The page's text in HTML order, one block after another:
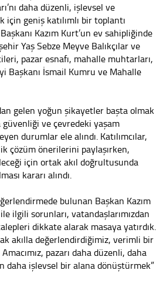
daha düzenli, işlevsel ve
geniş katılımlı bir toplantı
Kazım Kurt’un ev sahipliğinde
Yaş Sebze Meyve Balıkçılar ve
pazar esnafı, mahalle muhtarları,
Başkanı İsmail Kumru ve Mahalle
gelen yoğun şikayetler başta olmak
ve çevredeki yaşam
durumlar ele alındı. Katılımcılar,
çözüm önerilerini paylaşırken,
için ortak akıl doğrultusunda
kararı alındı.
bulunan Başkan Kazım
ilgili sorunları, vatandaşlarımızdan
dikkate alarak masaya yatırdık.
akılla değerlendirdiğimiz, verimli bir
pazarı daha düzenli, daha
daha işlevsel bir alana dönüştürmek”